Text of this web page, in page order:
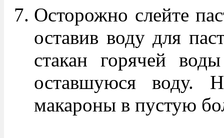
Осторожно слейте
оставив воду для
стакан горячей
оставшуюся воду.
макароны в пустую